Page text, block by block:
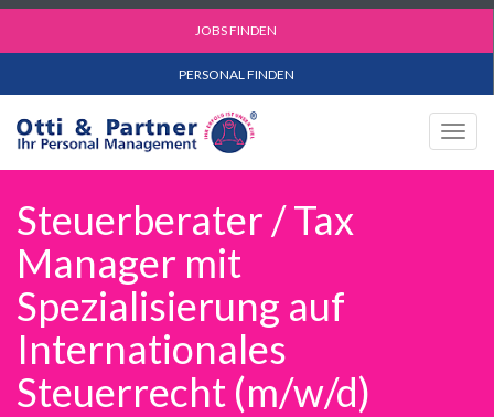
JOBS FINDEN
PERSONAL FINDEN
Steuerberater / Tax
Manager mit
Spezialisierung auf
Internationales
Steuerrecht (m/w/d)